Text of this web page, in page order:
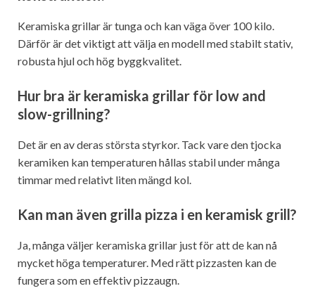
Keramiska grillar är tunga och kan väga över 100 kilo.
Därför är det viktigt att välja en modell med stabilt stativ,
robusta hjul och hög byggkvalitet.
Hur bra är keramiska grillar för low and
slow-grillning?
Det är en av deras största styrkor. Tack vare den tjocka
keramiken kan temperaturen hållas stabil under många
timmar med relativt liten mängd kol.
Kan man även grilla pizza i en keramisk grill?
Ja, många väljer keramiska grillar just för att de kan nå
mycket höga temperaturer. Med rätt pizzasten kan de
fungera som en effektiv pizzaugn.